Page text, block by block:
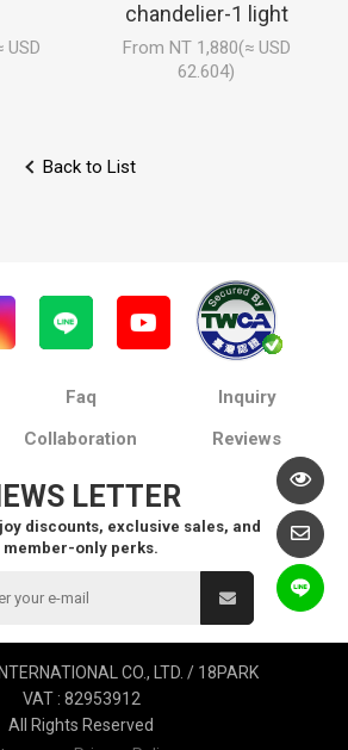
USD
chandelier-1 light
From NT 1,880(≈ USD
62.604)
Back to List
Faq
Inquiry
Collaboration Reviews
LETTER
discounts, exclusive sales, and
member-only perks.
CO., LTD. / 18PARK
VAT : 82953912
All Rights Reserved